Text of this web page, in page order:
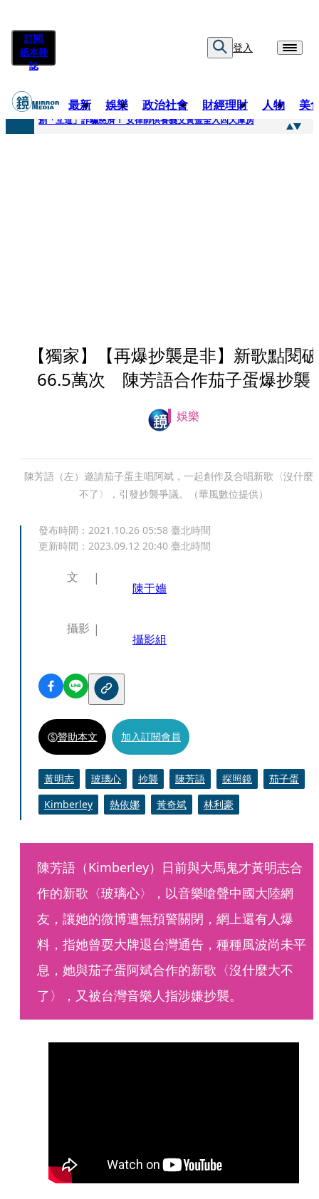
訂閱
紙本雜
誌
登入
最新 娛樂 政治社會 財經理財 人物 美
快訊
創「互道」詐騙慈濟！ 女律師供養義父黃金全入四大庫房
【獨家】【再爆抄襲是非】新歌點閱破
66.5萬次 陳芳語合作茄子蛋爆抄襲
娛樂
陳芳語（左）邀請茄子蛋主唱阿斌，一起創作及合唱新歌〈沒什麼
不了〉，引發抄襲爭議。（華風數位提供）
發布時間： 2021.10.26 05:58 臺北時間
更新時間： 2023.09.12 20:40 臺北時間
文
陳于嬙
攝影
攝影組
贊助本文 加入訂閱會員
黃明志 玻璃心 抄襲 陳芳語 探照鏡
茄子蛋
Kimberley
熱依娜 黃奇斌 林利豪
陳芳語（Kimberley）日前與大馬鬼才黃明志合
作的新歌〈玻璃心〉，以音樂嗆聲中國大陸網
友，讓她的微博遭無預警關閉，網上還有人爆
料，指她曾耍大牌退台灣通告，種種風波尚未平
息，她與茄子蛋阿斌合作的新歌〈沒什麼大不
了〉，又被台灣音樂人指涉嫌抄襲。